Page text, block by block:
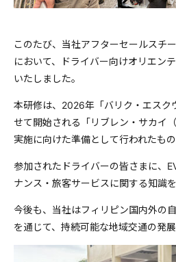
このたび、当社アフターセールスチ
において、ドライバー向けオリエン
いたしました。
本研修は、2026年「バリク・エスク
せて開始される「リブレン・サカイ
実施に向けた準備として行われたもの
参加されたドライバーの皆さまに、
ナンス・旅客サービスに関する知識
今後も、当社はフィリピン国内外の
を通じて、持続可能な地域交通の発